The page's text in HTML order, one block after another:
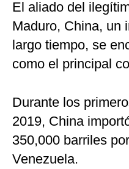
El aliado del
Maduro, China, un
largo tiempo, se
como el principal
Durante los
2019, China
350,000 barriles
Venezuela.